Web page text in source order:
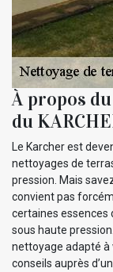
À propos
du
Le Karcher est
nettoyages de
pression. Mais
convient pas
certaines essences
sous haute
nettoyage adapté à
conseils auprès